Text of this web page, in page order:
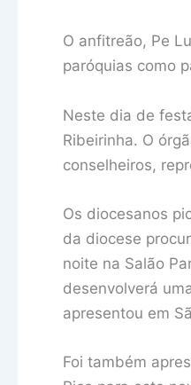
O anfitreão, Pe
paróquias como
Neste dia de
Ribeirinha. O
conselheiros,
Os diocesanos
da diocese
noite na Salão
desenvolverá
apresentou em
Foi também